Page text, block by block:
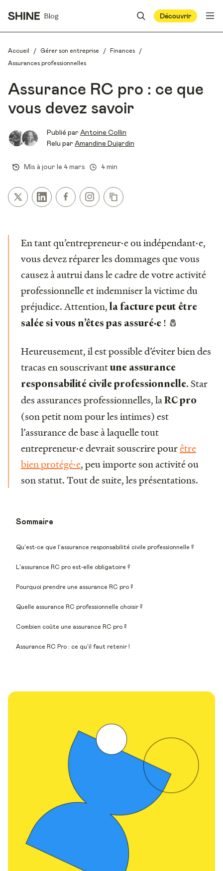
Blog Découvrir
Accueil / Gérer son entreprise / Finances /
Assurances professionnelles
Assurance RC pro : ce que
vous devez savoir
Publié par Antoine Collin
Relu par Amandine Dujardin
Mis à jour le 4 mars 4 min
En tant qu’entrepreneur·e ou indépendant·e,
vous devez réparer les dommages que vous
causez à autrui dans le cadre de votre activité
professionnelle et indemniser la victime du
préjudice. Attention, la facture peut être
salée si vous n’êtes pas assuré·e ! 🧂
Heureusement, il est possible d’éviter bien des
tracas en souscrivantune assurance
responsabilité civile professionnelle. Star
des assurances professionnelles, laRC pro
(son petit nom pour les intimes) est
l’assurance de base à laquelle tout
entrepreneur·e devrait souscrire pourêtre
bien protégé·e, peu importe son activité ou
son statut. Tout de suite, les présentations.
Sommaire
Qu’est-ce que l’assurance responsabilité civile professionnelle ?
L’assurance RC pro est-elle obligatoire ?
Pourquoi prendre une assurance RC pro ?
Quelle assurance RC professionnelle choisir ?
Combien coûte une assurance RC pro ?
Assurance RC Pro : ce qu'il faut retenir !